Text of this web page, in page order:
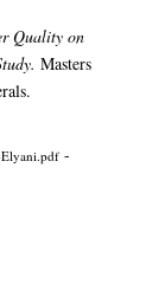
Quality on
Masters
-